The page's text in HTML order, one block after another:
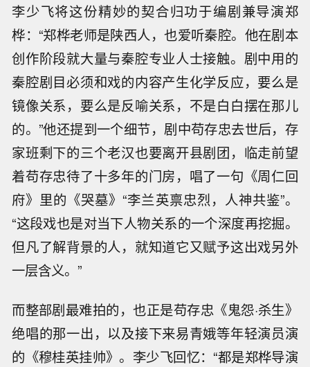
李少飞将这份精妙的契合归功于编剧兼导演郑
桦：“郑桦老师是陕西人，也爱听秦腔。他在剧本
创作阶段就大量与秦腔专业人士接触。剧中用的
秦腔剧目必须和戏的内容产生化学反应，要么是
镜像关系，要么是反喻关系，不是白白摆在那儿
的。”他还提到一个细节，剧中苟存忠去世后，存
家班剩下的三个老汉也要离开县剧团，临走前望
着苟存忠待了十多年的门房，唱了一句《周仁回
府》里的《哭墓》“李兰英禀忠烈，人神共鉴”。
“这段戏也是对当下人物关系的一个深度再挖掘。
但凡了解背景的人，就知道它又赋予这出戏另外
一层含义。”
而整部剧最难拍的，也正是苟存忠《鬼怨·杀生》
绝唱的那一出，以及接下来易青娥等年轻演员演
的《穆桂英挂帅》。李少飞回忆：“都是郑桦导演